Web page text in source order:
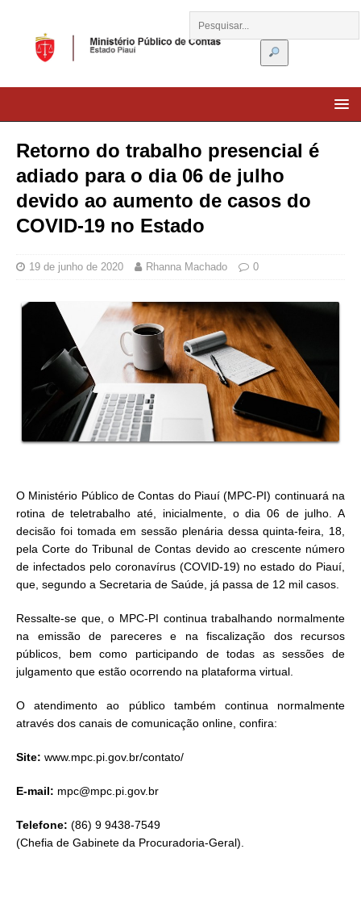
Retorno do trabalho presencial é
adiado para o dia 06 de julho
devido ao aumento de casos do
COVID-19 no Estado
19 de junho de 2020 Rhanna Machado 0
O Ministério Público de Contas do Piauí (MPC-PI) continuará na
rotina de teletrabalho até, inicialmente, o dia 06 de julho. A
decisão foi tomada em sessão plenária dessa quinta-feira, 18,
pela Corte do Tribunal de Contas devido ao crescente número
de infectados pelo coronavírus (COVID-19) no estado do Piauí,
que, segundo a Secretaria de Saúde, já passa de 12 mil casos.
Ressalte-se que, o MPC-PI continua trabalhando normalmente
na emissão de pareceres e na fiscalização dos recursos
públicos, bem como participando de todas as sessões de
julgamento que estão ocorrendo na plataforma virtual.
O atendimento ao público também continua normalmente
através dos canais de comunicação online, confira:
Site: www.mpc.pi.gov.br/contato/
E-mail: mpc@mpc.pi.gov.br
Telefone: (86) 9 9438-7549
(Chefia de Gabinete da Procuradoria-Geral).